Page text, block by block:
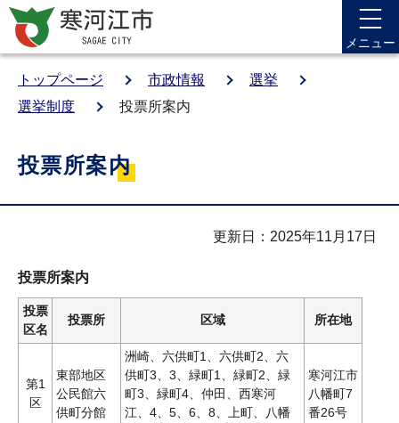
メニュー
トップページ 市政情報
選挙
選挙制度
投票所案内
投票所案内
更新日：2025年11月17日
投票所案内
投票
区名
投票所 区域 所在地
第1
区
東部地区
公民館六
供町分館
洲崎、六供町1、六供町2、六
供町3、3、緑町1、緑町2、緑
町3、緑町4、仲田、西寒河
江、4、5、6、8、上町、八幡
寒河江市
八幡町7
番26号